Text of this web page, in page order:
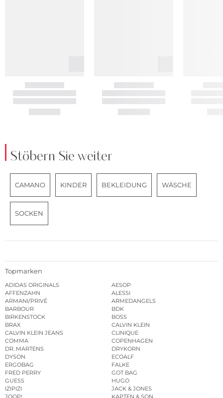
Stöbern Sie weiter
CAMANO KINDER BEKLEIDUNG WÄSCHE
SOCKEN
Topmarken
ADIDAS ORIGINALS
AESOP
AFFENZAHN
ALESSI
ARMANI/PRIVÉ
ARMEDANGELS
BARBOUR
BDK
BIRKENSTOCK
BOSS
BRAX
CALVIN KLEIN
CALVIN KLEIN JEANS
CLINIQUE
COMMA
COPENHAGEN
DR. MARTENS
DRYKORN
DYSON
ECOALF
ERGOBAG
FALKE
FRED PERRY
GOT BAG
GUESS
HUGO
IZIPIZI
JACK & JONES
JOOP!
KAPTEN & SON